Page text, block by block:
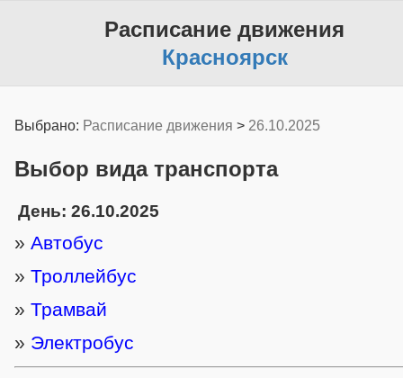
Расписание движения
Красноярск
Выбрано: Расписание движения > 26.10.2025
Выбор вида транспорта
День: 26.10.2025
» Автобус
» Троллейбус
» Трамвай
» Электробус